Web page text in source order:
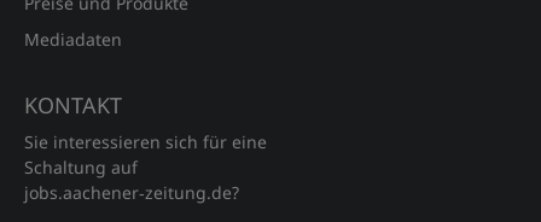
Mediadaten
KONTAKT
Sie interessieren sich für eine
Schaltung auf
jobs.aachener‑zeitung.de?